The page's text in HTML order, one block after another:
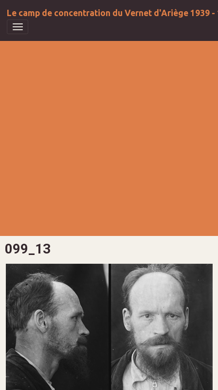
Le camp de concentration du Vernet d'Ariège 1939 -
099_13